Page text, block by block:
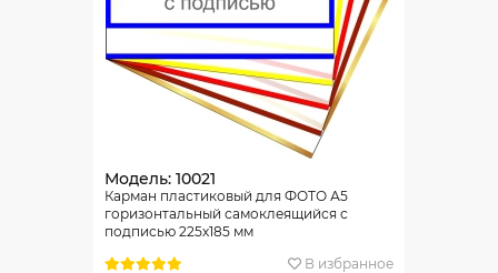
Модель: 10021
Карман пластиковый для ФОТО А5
горизонтальный самоклеящийся с
подписью 225х185 мм
В избранное